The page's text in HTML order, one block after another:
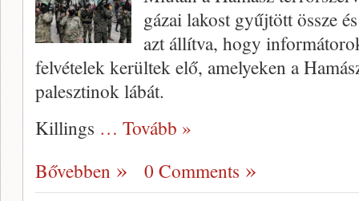
gázai lakost gyűjtött össze
azt állítva, hogy
felvételek kerültek elő, amelyeken a
palesztinok lábát.
Killings … Tovább »
Bővebben
0 Comments